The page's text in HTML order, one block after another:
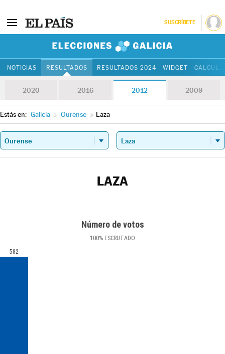
SUSCRÍBETE
NOTICIAS RESULTADOS RESULTADOS 2024 WIDGET
2020 2016 2012 2009
Estás en: Galicia » Ourense » Laza
LAZA
Número de votos
100% ESCRUTADO
582